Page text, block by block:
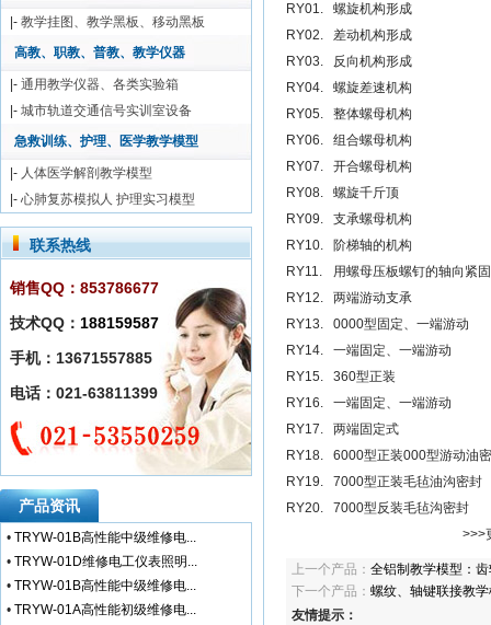
RY01.
螺旋机构形成
RY02.
差动机构形成
RY03.
反向机构形成
RY04.
螺旋差速机构
RY05.
整体螺母机构
RY06.
组合螺母机构
RY07.
开合螺母机构
RY08.
螺旋千斤顶
RY09.
支承螺母机构
RY10.
阶梯轴的机构
RY11.
用螺母压板螺钉的轴向紧
RY12.
两端游动支承
RY13.
0000型固定、一端游动
RY14.
一端固定、一端游动
RY15.
360型正装
RY16.
一端固定、一端游动
RY17.
两端固定式
RY18.
6000型正装000型游动油
RY19.
7000型正装毛毡油沟密封
RY20.
7000型反装毛毡沟密封
>>>
上一个产品： 全铝制教学模型：
下一个产品： 螺纹、轴键联接教
友情提示：
|- 教学挂图、教学黑板、移动黑板
高教、职教、普教、教学仪器
|- 通用教学仪器、各类实验箱
|- 城市轨道交通信号实训室设备
急救训练、护理、医学教学模型
|- 人体医学解剖教学模型
|- 心肺复苏模拟人 护理实习模型
联系热线
销售QQ：853786677
技术QQ： 188159587
手机：13671557885
电话：021-63811399
产品资讯
• TRYW-01B高性能中级维修电...
• TRYW-01D维修电工仪表照明...
• TRYW-01B高性能中级维修电...
• TRYW-01A高性能初级维修电...